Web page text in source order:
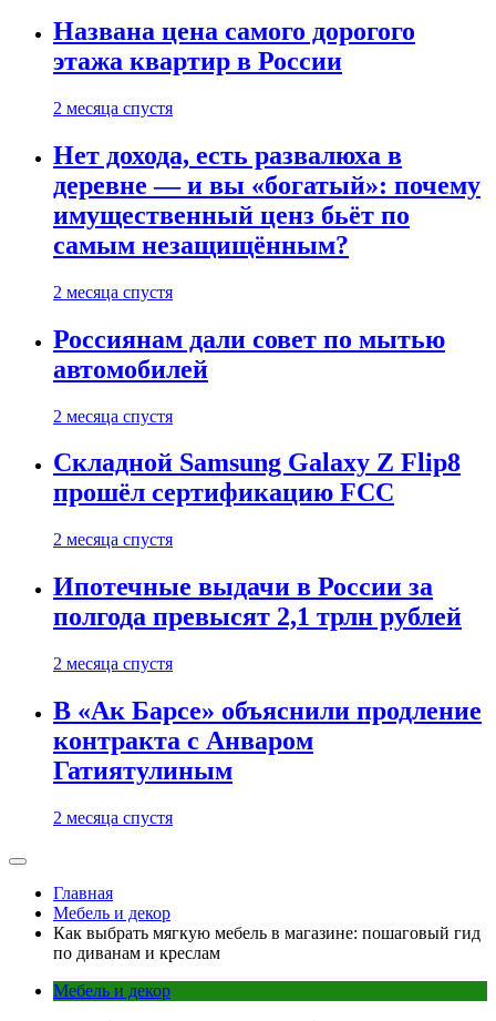
Названа цена самого дорогого
этажа квартир в России
2 месяца спустя
Нет дохода, есть развалюха в
деревне — и вы «богатый»: почему
имущественный ценз бьёт по
самым незащищённым?
2 месяца спустя
Россиянам дали совет по мытью
автомобилей
2 месяца спустя
Складной Samsung Galaxy Z Flip8
прошёл сертификацию FCC
2 месяца спустя
Ипотечные выдачи в России за
полгода превысят 2,1 трлн рублей
2 месяца спустя
В «Ак Барсе» объяснили продление
контракта с Анваром
Гатиятулиным
2 месяца спустя
Главная
Мебель и декор
Как выбрать мягкую мебель в магазине: пошаговый гид
по диванам и креслам
Мебель и декор